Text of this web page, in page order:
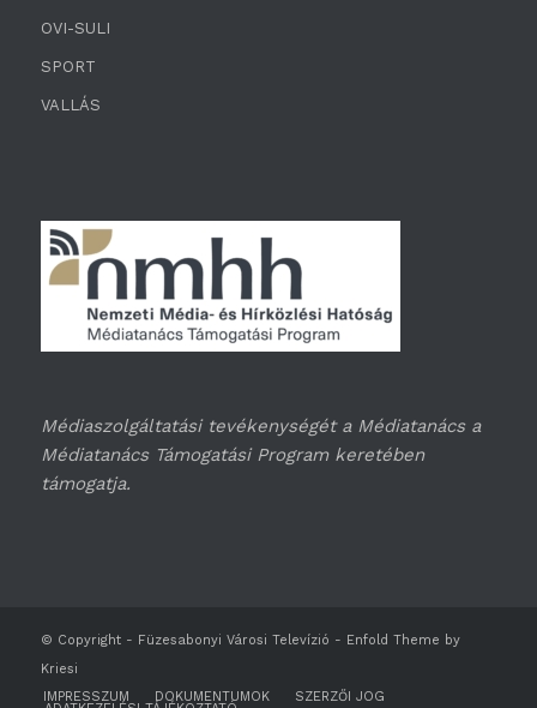
OVI-SULI
SPORT
VALLÁS
Médiaszolgáltatási tevékenységét a Médiatanács a
Médiatanács Támogatási Program keretében
támogatja.
© Copyright - Füzesabonyi Városi Televízió - Enfold Theme by
Kriesi
IMPRESSZUM
DOKUMENTUMOK SZERZŐI JOG